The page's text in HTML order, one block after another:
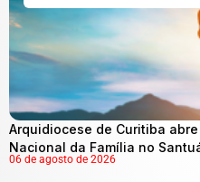
Arquidiocese de Curitiba
Nacional da Família no
06 de agosto de 2026